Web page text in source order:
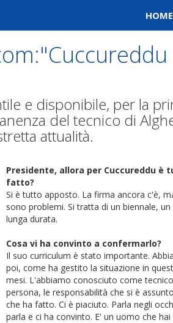
HOME
e disponibile, per la
del tecnico di
attualità.
Presidente, allora per Cuccureddu è
fatto?
Si è tutto apposto. La firma ancora c'è,
sono problemi. Si tratta di un biennale,
lunga durata.
Cosa vi ha convinto a confermarlo?
Il suo curriculum è stato importante.
poi, come ha gestito la situazione in
mesi. L'abbiamo conosciuto come
persona, le responsabilità che si è
che ha fatto. Ci è piaciuto. Parla negli
parla e ci ha convinto. E' un uomo che hai